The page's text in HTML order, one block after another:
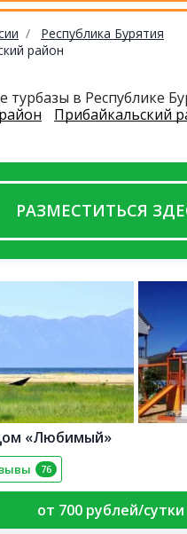
Республика Бурятия
район
турбазы в Республике
Прибайкальский
РАЗМЕСТИТЬСЯ
«Любимый»
76
от 700 рублей/сутки
Устьянский район